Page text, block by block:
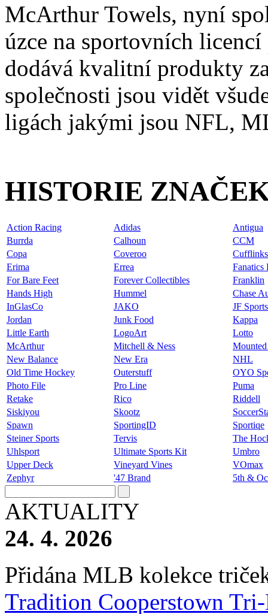
McArthur Towels, nyní
úzce na sportovních
dodává kvalitní produkty
společnosti jsou vidět
ligách jakými jsou NFL,
HISTORIE
Action Racing Adidas
Antigua
Burrda
Calhoun
CCM
Copa
Coveroo
Erima
Errea
Fanatics
For Bare Feet
Forever Collectibles
Franklin
Hands High
Hummel
Chase
InGlasCo
JAKO
JF
Jordan
Junk Food
Kappa
Little Earth
LogoArt
Lotto
McArthur
Mitchell & Ness
New Balance
New Era
NHL
Old Time Hockey
Outerstuff
OYO
Photo File
Pro Line
Puma
Retake
Rico
Riddell
Siskiyou
Skootz
Spawn
SportingID
Sportiqe
Steiner Sports
Tervis
The
Uhlsport
Ultimate Sports Kit
Umbro
Upper Deck
Vineyard Vines
VOmax
Zephyr
'47 Brand 5th &
AKTUALITY
24. 4. 2026
Přidána MLB kolekce
Tradition Cooperstown